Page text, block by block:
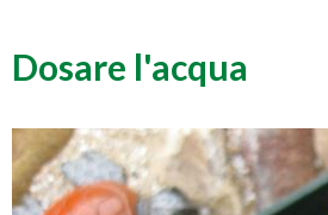
Dosare l'acqua